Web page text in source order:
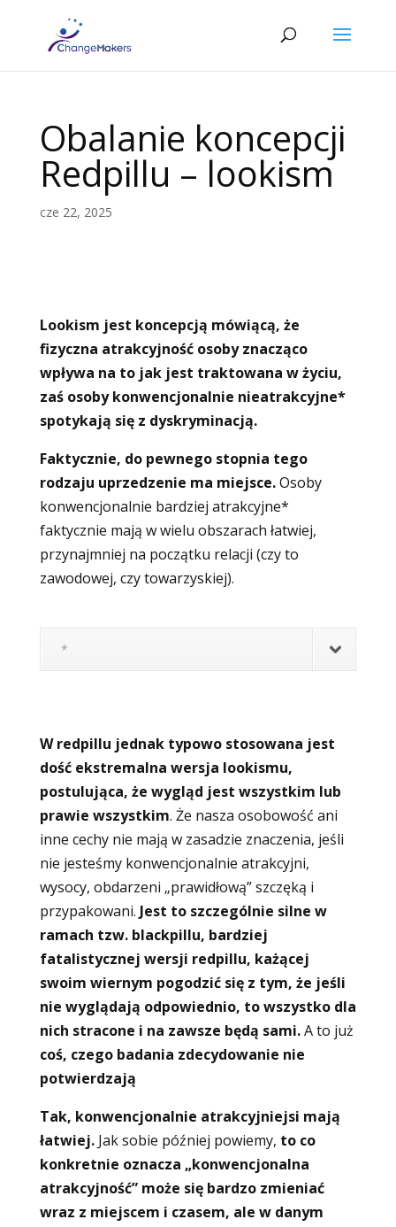
Obalanie koncepcji
Redpillu – lookism
cze 22, 2025
Lookism jest koncepcją mówiącą, że
fizyczna atrakcyjność osoby znacząco
wpływa na to jak jest traktowana w życiu,
zaś osoby konwencjonalnie nieatrakcyjne*
spotykają się z dyskryminacją.
Faktycznie, do pewnego stopnia tego
rodzaju uprzedzenie ma miejsce.Osoby
konwencjonalnie bardziej atrakcyjne*
faktycznie mają w wielu obszarach łatwiej,
przynajmniej na początku relacji (czy to
zawodowej, czy towarzyskiej).
*
W redpillu jednak typowo stosowana jest
dość ekstremalna wersja lookismu,
postulująca, że wygląd jest wszystkim lub
prawie wszystkim. Że nasza osobowość ani
inne cechy nie mają w zasadzie znaczenia, jeśli
nie jesteśmy konwencjonalnie atrakcyjni,
wysocy, obdarzeni „prawidłową” szczęką i
przypakowani. Jest to szczególnie silne w
ramach tzw. blackpillu, bardziej
fatalistycznej wersji redpillu, każącej
swoim wiernym pogodzić się z tym, że jeśli
nie wyglądają odpowiednio, to wszystko dla
nich stracone i na zawsze będą sami.A to już
coś, czego badania zdecydowanie nie
potwierdzają
Tak, konwencjonalnie atrakcyjniejsi mają
łatwiej.Jak sobie później powiemy, to co
konkretnie oznacza „konwencjonalna
atrakcyjność” może się bardzo zmieniać
wraz z miejscem i czasem, ale w danym